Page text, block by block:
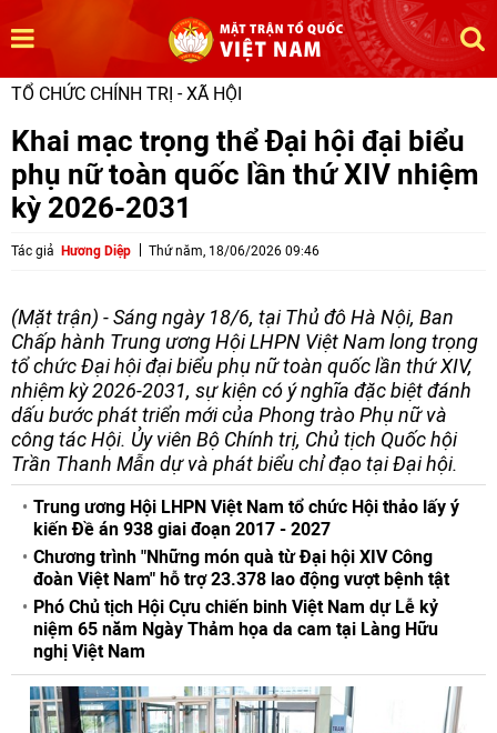
TỔ CHỨC CHÍNH TRỊ - XÃ HỘI
Khai mạc trọng thể Đại hội đại biểu
phụ nữ toàn quốc lần thứ XIV nhiệm
kỳ 2026-2031
Tác giả Hương Diệp Thứ năm, 18/06/2026 09:46
(Mặt trận) - Sáng ngày 18/6, tại Thủ đô Hà Nội, Ban
Chấp hành Trung ương Hội LHPN Việt Nam long trọng
tổ chức Đại hội đại biểu phụ nữ toàn quốc lần thứ XIV,
nhiệm kỳ 2026-2031, sự kiện có ý nghĩa đặc biệt đánh
dấu bước phát triển mới của Phong trào Phụ nữ và
công tác Hội. Ủy viên Bộ Chính trị, Chủ tịch Quốc hội
Trần Thanh Mẫn dự và phát biểu chỉ đạo tại Đại hội.
Trung ương Hội LHPN Việt Nam tổ chức Hội thảo lấy ý
kiến Đề án 938 giai đoạn 2017 - 2027
Chương trình "Những món quà từ Đại hội XIV Công
đoàn Việt Nam" hỗ trợ 23.378 lao động vượt bệnh tật
Phó Chủ tịch Hội Cựu chiến binh Việt Nam dự Lễ kỷ
niệm 65 năm Ngày Thảm họa da cam tại Làng Hữu
nghị Việt Nam